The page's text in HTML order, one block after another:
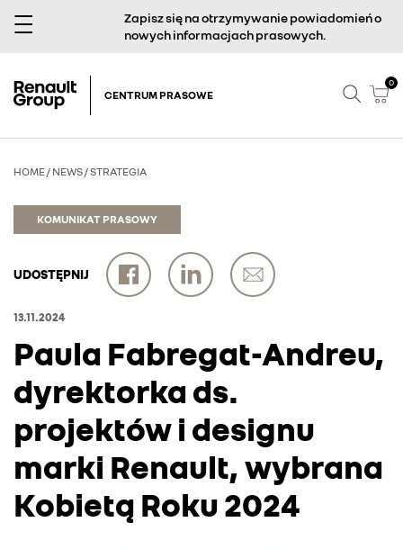
Zapisz się na otrzymywanie powiadomień o
nowych informacjach prasowych.
CENTRUM PRASOWE
0
HOME/ NEWS/STRATEGIA
KOMUNIKAT PRASOWY
UDOSTĘPNIJ
13.11.2024
Paula Fabregat-Andreu,
dyrektorka ds.
projektów i designu
marki Renault, wybrana
Kobietą Roku 2024